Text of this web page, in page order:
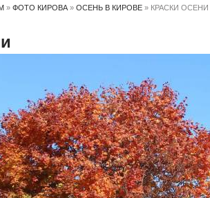
» ФОТО КИРОВА » ОСЕНЬ В КИРОВЕ » КРАСКИ ОСЕНИ